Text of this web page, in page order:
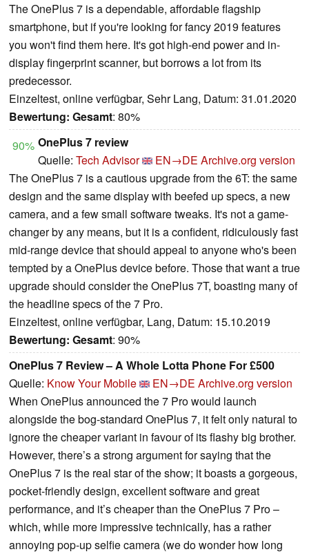
The OnePlus 7 is a dependable, affordable flagship
smartphone, but if you're looking for fancy 2019 features
you won't find them here. It's got high-end power and in-
display fingerprint scanner, but borrows a lot from its
predecessor.
Einzeltest, online verfügbar, Sehr Lang, Datum: 31.01.2020
Bewertung: Gesamt: 80%
90% OnePlus 7 review
Quelle: Tech Advisor EN→DE Archive.org version
The OnePlus 7 is a cautious upgrade from the 6T: the same
design and the same display with beefed up specs, a new
camera, and a few small software tweaks. It's not a game-
changer by any means, but it is a confident, ridiculously fast
mid-range device that should appeal to anyone who's been
tempted by a OnePlus device before. Those that want a true
upgrade should consider the OnePlus 7T, boasting many of
the headline specs of the 7 Pro.
Einzeltest, online verfügbar, Lang, Datum: 15.10.2019
Bewertung: Gesamt: 90%
OnePlus 7 Review – A Whole Lotta Phone For £500
Quelle: Know Your Mobile EN→DE Archive.org version
When OnePlus announced the 7 Pro would launch
alongside the bog-standard OnePlus 7, it felt only natural to
ignore the cheaper variant in favour of its flashy big brother.
However, there’s a strong argument for saying that the
OnePlus 7 is the real star of the show; it boasts a gorgeous,
pocket-friendly design, excellent software and great
performance, and it’s cheaper than the OnePlus 7 Pro –
which, while more impressive technically, has a rather
annoying pop-up selfie camera (we do wonder how long